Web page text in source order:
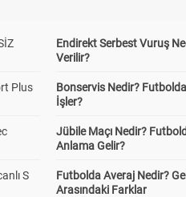
Plus
S
Endirekt Serbest Vuruş
Verilir?
Bonservis Nedir?
İşler?
Jübile Maçı Nedir?
Anlama Gelir?
Futbolda Averaj Nedir?
Arasındaki Farklar